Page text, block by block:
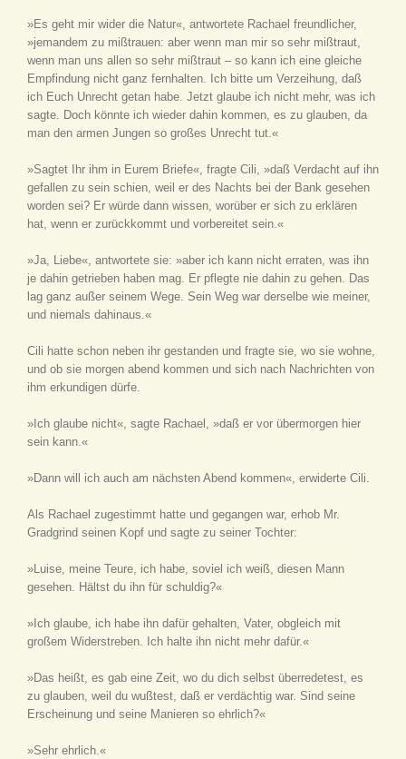
»Es geht mir wider die Natur«, antwortete Rachael freundlicher,
»jemandem zu mißtrauen: aber wenn man mir so sehr mißtraut,
wenn man uns allen so sehr mißtraut – so kann ich eine gleiche
Empfindung nicht ganz fernhalten. Ich bitte um Verzeihung, daß
ich Euch Unrecht getan habe. Jetzt glaube ich nicht mehr, was ich
sagte. Doch könnte ich wieder dahin kommen, es zu glauben, da
man den armen Jungen so großes Unrecht tut.«
»Sagtet Ihr ihm in Eurem Briefe«, fragte Cili, »daß Verdacht auf ihn
gefallen zu sein schien, weil er des Nachts bei der Bank gesehen
worden sei? Er würde dann wissen, worüber er sich zu erklären
hat, wenn er zurückkommt und vorbereitet sein.«
»Ja, Liebe«, antwortete sie: »aber ich kann nicht erraten, was ihn
je dahin getrieben haben mag. Er pflegte nie dahin zu gehen. Das
lag ganz außer seinem Wege. Sein Weg war derselbe wie meiner,
und niemals dahinaus.«
Cili hatte schon neben ihr gestanden und fragte sie, wo sie wohne,
und ob sie morgen abend kommen und sich nach Nachrichten von
ihm erkundigen dürfe.
»Ich glaube nicht«, sagte Rachael, »daß er vor übermorgen hier
sein kann.«
»Dann will ich auch am nächsten Abend kommen«, erwiderte Cili.
Als Rachael zugestimmt hatte und gegangen war, erhob Mr.
Gradgrind seinen Kopf und sagte zu seiner Tochter:
»Luise, meine Teure, ich habe, soviel ich weiß, diesen Mann
gesehen. Hältst du ihn für schuldig?«
»Ich glaube, ich habe ihn dafür gehalten, Vater, obgleich mit
großem Widerstreben. Ich halte ihn nicht mehr dafür.«
»Das heißt, es gab eine Zeit, wo du dich selbst überredetest, es
zu glauben, weil du wußtest, daß er verdächtig war. Sind seine
Erscheinung und seine Manieren so ehrlich?«
»Sehr ehrlich.«